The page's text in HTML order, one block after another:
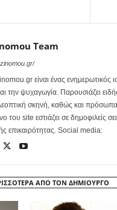
Team
είναι ένας ενημερωτικός
την ψυχαγωγία. Παρουσιάζει
σκηνή, καθώς και
του site εστιάζει σε δημοφιλείς
επικαιρότητας. Social media:
ΑΠΟ ΤΟΝ ΔΗΜΙΟΥΡΓΟ